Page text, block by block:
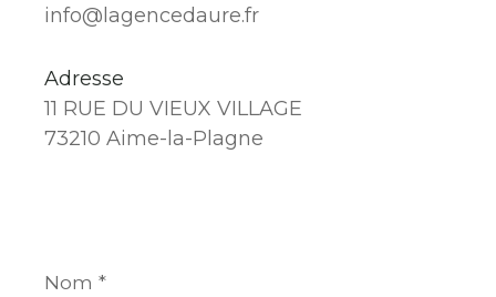
info@lagencedaure.fr
Adresse
11 RUE DU VIEUX VILLAGE
73210 Aime-la-Plagne
*